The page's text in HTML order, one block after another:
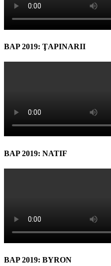
BAP 2019: ŢAPINARII
BAP 2019: NATIF
BAP 2019: BYRON